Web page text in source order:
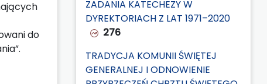
do
ZADANIA KATECHEZY W
DYREKTORIACH Z LAT 1971–2020
276
TRADYCJA KOMUNII ŚWIĘTEJ
GENERALNEJ I ODNOWIENIE